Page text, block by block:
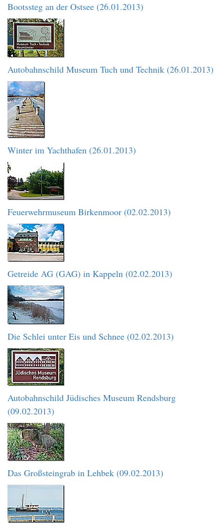
Bootssteg an der Ostsee (26.01.2013)
Autobahnschild Museum Tuch und Technik (26.01.2013)
Winter im Yachthafen (26.01.2013)
Feuerwehrmuseum Birkenmoor (02.02.2013)
Getreide AG (GAG) in Kappeln (02.02.2013)
Die Schlei unter Eis und Schnee (02.02.2013)
Autobahnschild Jüdisches Museum Rendsburg
(09.02.2013)
Das Großsteingrab in Lehbek (09.02.2013)